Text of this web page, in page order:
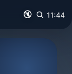
🔇 11:44